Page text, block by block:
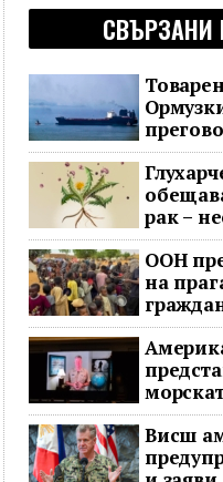
Иран
рак –
ООН
на
Пекин
Висш